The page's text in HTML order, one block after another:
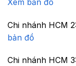
Chi nhánh HCM 2:
bản đồ
Chi nhánh HCM 3: